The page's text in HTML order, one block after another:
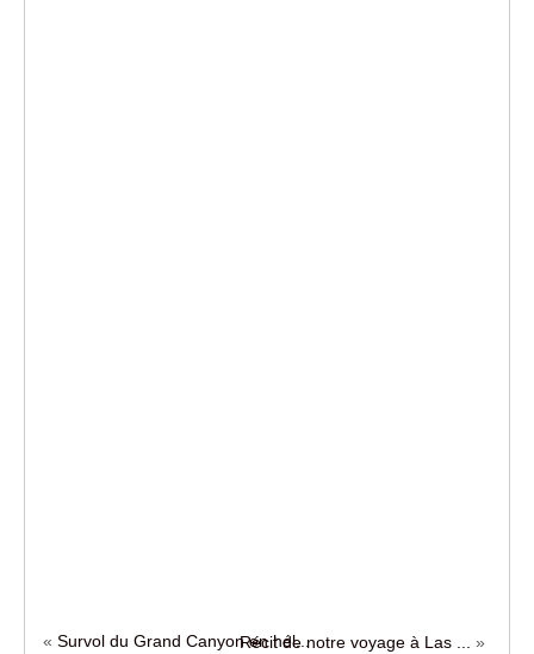
« Survol du Grand Canyon en hél...Récit de notre voyage à Las ... »